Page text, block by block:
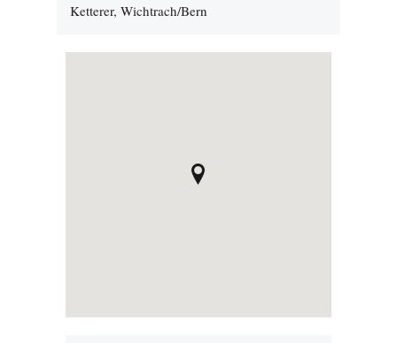
Ketterer, Wichtrach/Bern